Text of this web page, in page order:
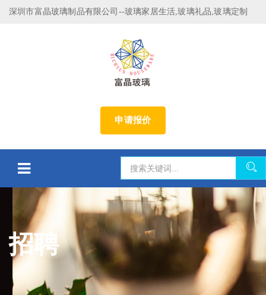
深圳市富晶玻璃制品有限公司--玻璃家居生活,玻璃礼品,玻璃定制
申请报价
招聘